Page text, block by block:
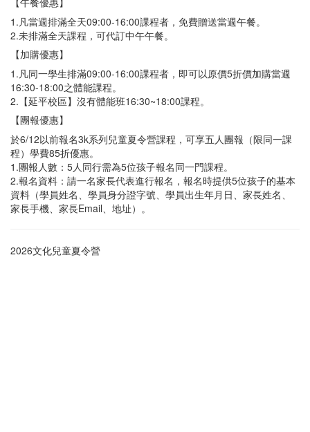
1.凡當週排滿全天09:00-16:00課程者，免費贈送當週午餐。
2.未排滿全天課程，可代訂中午午餐。
【加購優惠】
1.凡同一學生排滿09:00-16:00課程者，即可以原價5折價加購當週
16:30-18:00之體能課程。
2.【延平校區】沒有體能班16:30~18:00課程。
【團報優惠】
於6/12以前報名3k系列兒童夏令營課程，可享五人團報（限同一課
程）學費85折優惠。
1.團報人數：5人同行需為5位孩子報名同一門課程。
2.報名資料：請一名家長代表進行報名，報名時提供5位孩子的基本
資料（學員姓名、學員身分證字號、學員出生年月日、家長姓名、
家長手機、家長Email、地址）。
2026文化兒童夏令營